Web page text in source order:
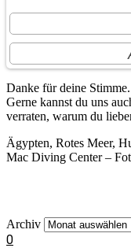
Am Tag tauche
Ich tauche
Danke für deine
Gerne kannst du uns
verraten, warum du
Ägypten, Rotes Meer,
Mac Diving Center –
Archiv
0